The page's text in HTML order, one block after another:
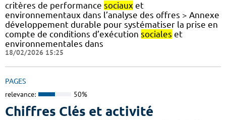
critères de performance sociaux et
environnementaux dans l’analyse des offres > Annexe
développement durable pour systématiser la prise en
compte de conditions d’exécution sociales et
environnementales dans
18/02/2026 15:25
PAGES
relevance: 50%
Chiffres Clés et activité